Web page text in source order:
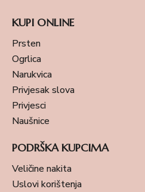
KUPI ONLINE
Prsten
Ogrlica
Narukvica
Privjesak slova
Privjesci
Naušnice
PODRŠKA KUPCIMA
Veličine nakita
Uslovi korištenja